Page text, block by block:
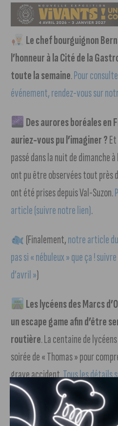
Le chef bourguignon
l’honneur à la Cité de la
toute la semaine.Pour
événement, rendez-vous sur
Des aurores boréales en
auriez-vous pu l’imaginer ?
passé dans la nuit de dimanche
ont pu être observées tout près
ont été prises depuis Val-Suzon.
article (suivre notre lien).
(Finalement,notre article
pas si « nébuleux » que ça !
d’avril »)
Les lycéens des Marcs
un escape game afin d’être
routière. La centaine de
soirée de « Thomas » pour
grave accident.Tous les détails
Bourgogne (suivre notre lien).